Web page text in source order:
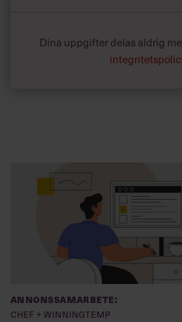
Dina uppgifter delas aldrig
Annonssamarbete:
Chef + Winningtemp